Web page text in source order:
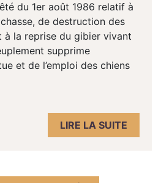
du 1er août 1986 relatif à
de destruction des
à la reprise du gibier vivant
supprime
et de l’emploi des chiens
LIRE LA SUITE